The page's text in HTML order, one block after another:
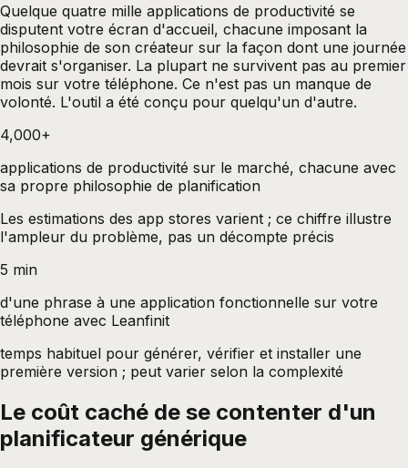
Quelque quatre mille applications de productivité se
disputent votre écran d'accueil, chacune imposant la
philosophie de son créateur sur la façon dont une journée
devrait s'organiser. La plupart ne survivent pas au premier
mois sur votre téléphone. Ce n'est pas un manque de
volonté. L'outil a été conçu pour quelqu'un d'autre.
4,000+
applications de productivité sur le marché, chacune avec
sa propre philosophie de planification
Les estimations des app stores varient ; ce chiffre illustre
l'ampleur du problème, pas un décompte précis
5 min
d'une phrase à une application fonctionnelle sur votre
téléphone avec Leanfinit
temps habituel pour générer, vérifier et installer une
première version ; peut varier selon la complexité
Le coût caché de se contenter d'un
planificateur générique